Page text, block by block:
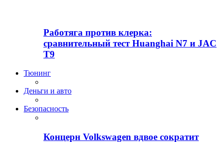
Работяга против клерка:
сравнительный тест Huanghai N7 и JAC
T9
Тюнинг
Деньги и авто
Безопасность
Концерн Volkswagen вдвое сократит